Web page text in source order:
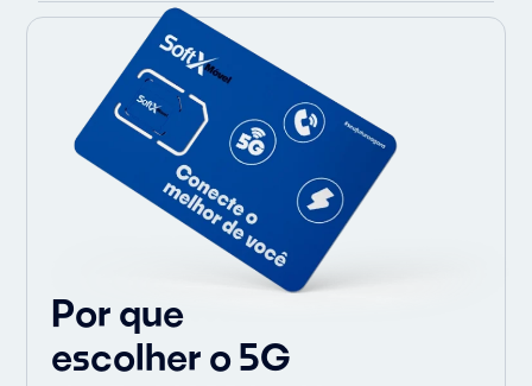
Por que
escolher o 5G